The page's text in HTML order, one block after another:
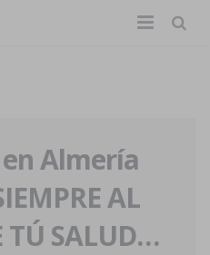
Almería
AL
TÚ SALUD…